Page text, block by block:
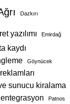
Dazkırı
yazılımı Emirdağ
kaydı
Göynücek
sunucu kiralama
Patnos